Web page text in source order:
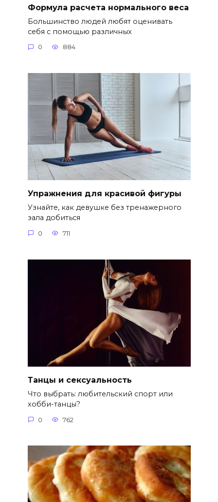
Формула расчета нормального веса
Большинство людей любят оценивать
себя с помощью различных
0 884
Упражнения для красивой фигуры
Узнайте, как девушке без тренажерного
зала добиться
0 711
Танцы и сексуальность
Что выбрать: любительский спорт или
хобби-танцы?
0 762